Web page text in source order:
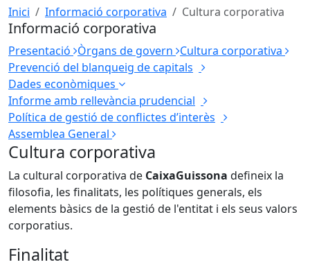
Inici Informació corporativa Cultura corporativa
Informació corporativa
Presentació Òrgans de govern Cultura corporativa
Prevenció del blanqueig de capitals
Dades econòmiques
Informe amb rellevància prudencial
Política de gestió de conflictes d’interès
Assemblea General
Cultura corporativa
La cultural corporativa de CaixaGuissona defineix la
filosofia, les finalitats, les polítiques generals, els
elements bàsics de la gestió de l'entitat i els seus valors
corporatius.
Finalitat